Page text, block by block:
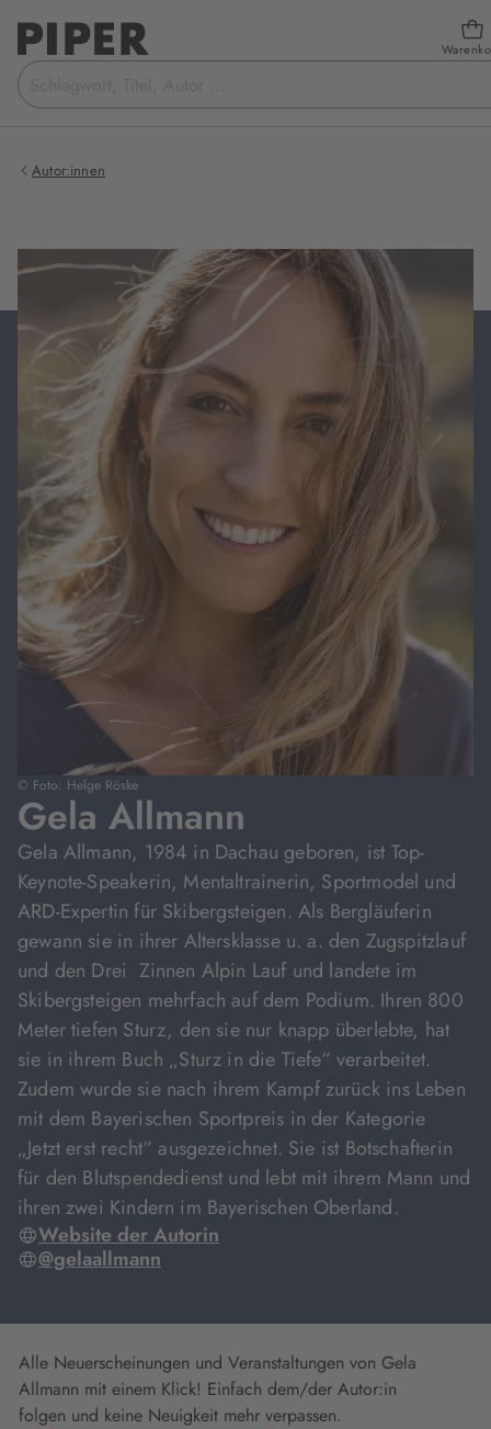
Suchbegriff
eingeben
Autor:innen
© Foto: Helge Röske
Gela Allmann
Gela Allmann, 1984 in Dachau geboren, ist Top-
Keynote-Speakerin, Mentaltrainerin, Sportmodel und
ARD-Expertin für Skibergsteigen. Als Bergläuferin
gewann sie in ihrer Altersklasse u. a. den Zugspitzlauf
und den Drei Zinnen Alpin Lauf und landete im
Skibergsteigen mehrfach auf dem Podium. Ihren 800
Meter tiefen Sturz, den sie nur knapp überlebte, hat
sie in ihrem Buch „Sturz in die Tiefe“ verarbeitet.
Zudem wurde sie nach ihrem Kampf zurück ins Leben
mit dem Bayerischen Sportpreis in der Kategorie
„Jetzt erst recht“ ausgezeichnet. Sie ist Botschafterin
für den Blutspendedienst und lebt mit ihrem Mann und
ihren zwei Kindern im Bayerischen Oberland.
Website der Autorin
@gelaallmann
Alle Neuerscheinungen und Veranstaltungen von Gela
Allmann mit einem Klick! Einfach dem/der Autor:in
folgen und keine Neuigkeit mehr verpassen.